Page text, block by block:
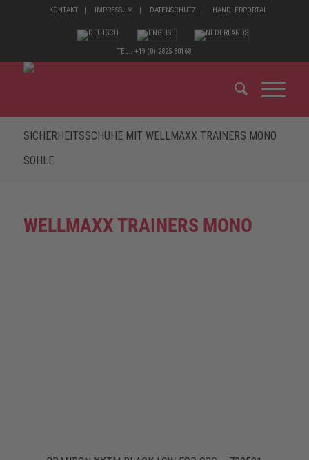
KONTAKT IMPRESSUM DATENSCHUTZ HÄNDLERPORTAL
TEL.: +49 (0) 2825 80168
SICHERHEITSSCHUHE MIT WELLMAXX TRAINERS MONO
SOHLE
WELLMAXX TRAINERS MONO